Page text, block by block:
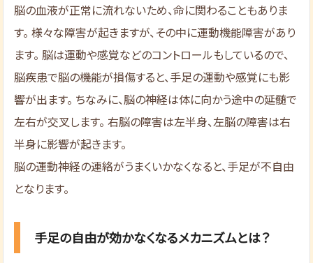
脳の血液が正常に流れないため、命に関わることもありま
す。 様々な障害が起きますが、その中に運動機能障害があり
ます。 脳は運動や感覚などのコントロールもしているので、
脳疾患で脳の機能が損傷すると、手足の運動や感覚にも影
響が出ます。 ちなみに、脳の神経は体に向かう途中の延髄で
左右が交叉します。 右脳の障害は左半身、左脳の障害は右
半身に影響が起きます。
脳の運動神経の連絡がうまくいかなくなると、手足が不自由
となります。
手足の自由が効かなくなるメカニズムとは？